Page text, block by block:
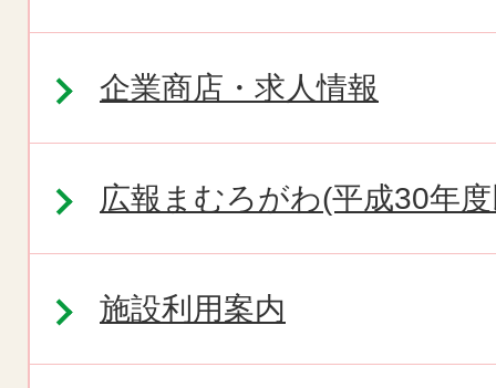
企業商店・求人情報
広報まむろがわ(平成30年
施設利用案内